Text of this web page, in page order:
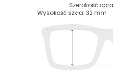
Szerokość
Wysokość szkła: 32mm